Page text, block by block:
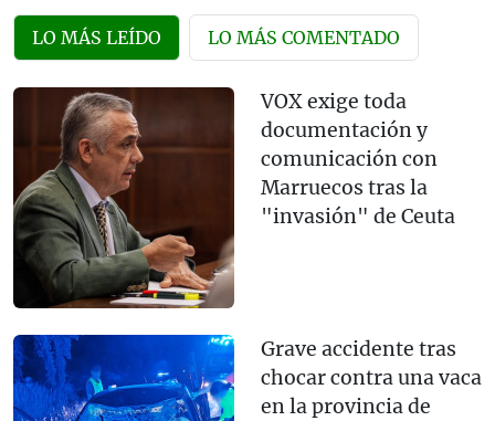
LO MÁS LEÍDO LO MÁS COMENTADO
VOX exige toda
documentación y
comunicación con
Marruecos tras la
"invasión" de Ceuta
Grave accidente tras
chocar contra una vaca
en la provincia de